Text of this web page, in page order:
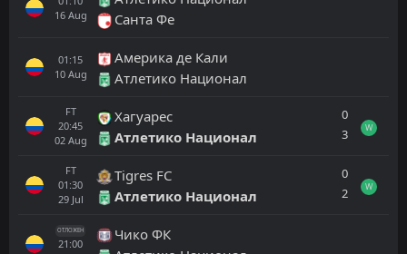
16 Aug
Санта Фе
01:15
10 Aug
Америка де Кали
Атлетико Национал
FT
20:45
02 Aug
Хагуарес
Атлетико Национал
0
3
W
FT
01:30
29 Jul
Tigres FC
Атлетико Национал
0
2
W
ОТЛОЖЕН
21:00
Чико ФК